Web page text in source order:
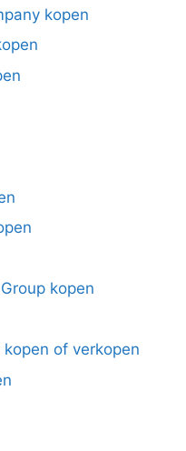
kopen
kopen
of verkopen